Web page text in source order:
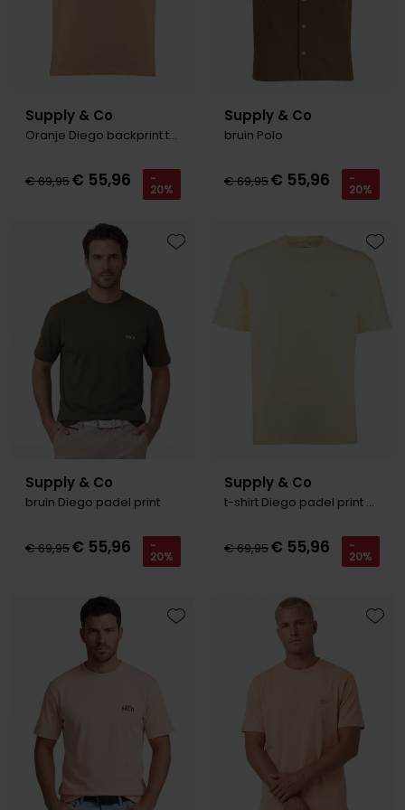
Supply & Co
Oranje Diego backprint t-shirt
€ 69,95€ 55,96 -
20%
Supply & Co
bruin Polo
€ 69,95€ 55,96 -
20%
Supply & Co
bruin Diego padel print
€ 69,95€ 55,96 -
20%
Supply & Co
t-shirt Diego padel print gebroken wit
€ 69,95€ 55,96 -
20%
Toevoegen aan favorieten